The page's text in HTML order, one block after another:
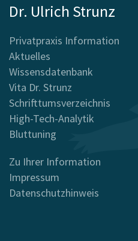
Dr. Ulrich Strunz
Privatpraxis Information
Aktuelles
Wissensdatenbank
Vita Dr. Strunz
Schrifttumsverzeichnis
High-Tech-Analytik
Bluttuning
Zu Ihrer Information
Impressum
Datenschutzhinweis